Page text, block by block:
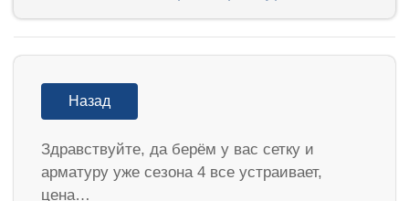
Назад
Здравствуйте, да берём у вас сетку и
арматуру уже сезона 4 все устраивает,
цена…